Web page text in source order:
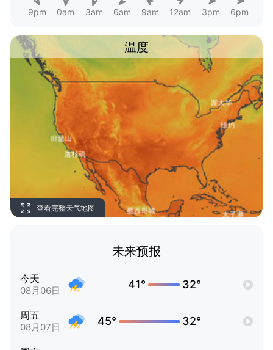
9pm 0am 3am 6am 9am 12am 3pm 6pm
温度
查看完整天气地图
未来预报
今天
08月06日 41° 32°
周五
08月07日 45° 32°